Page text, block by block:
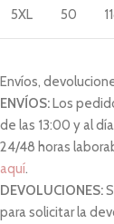
5XL 50
Envíos,
ENVÍOS:Los
de las 13:00 y al
24/48 horas
aquí.
DEVOLUCIONES:
para solicitar la